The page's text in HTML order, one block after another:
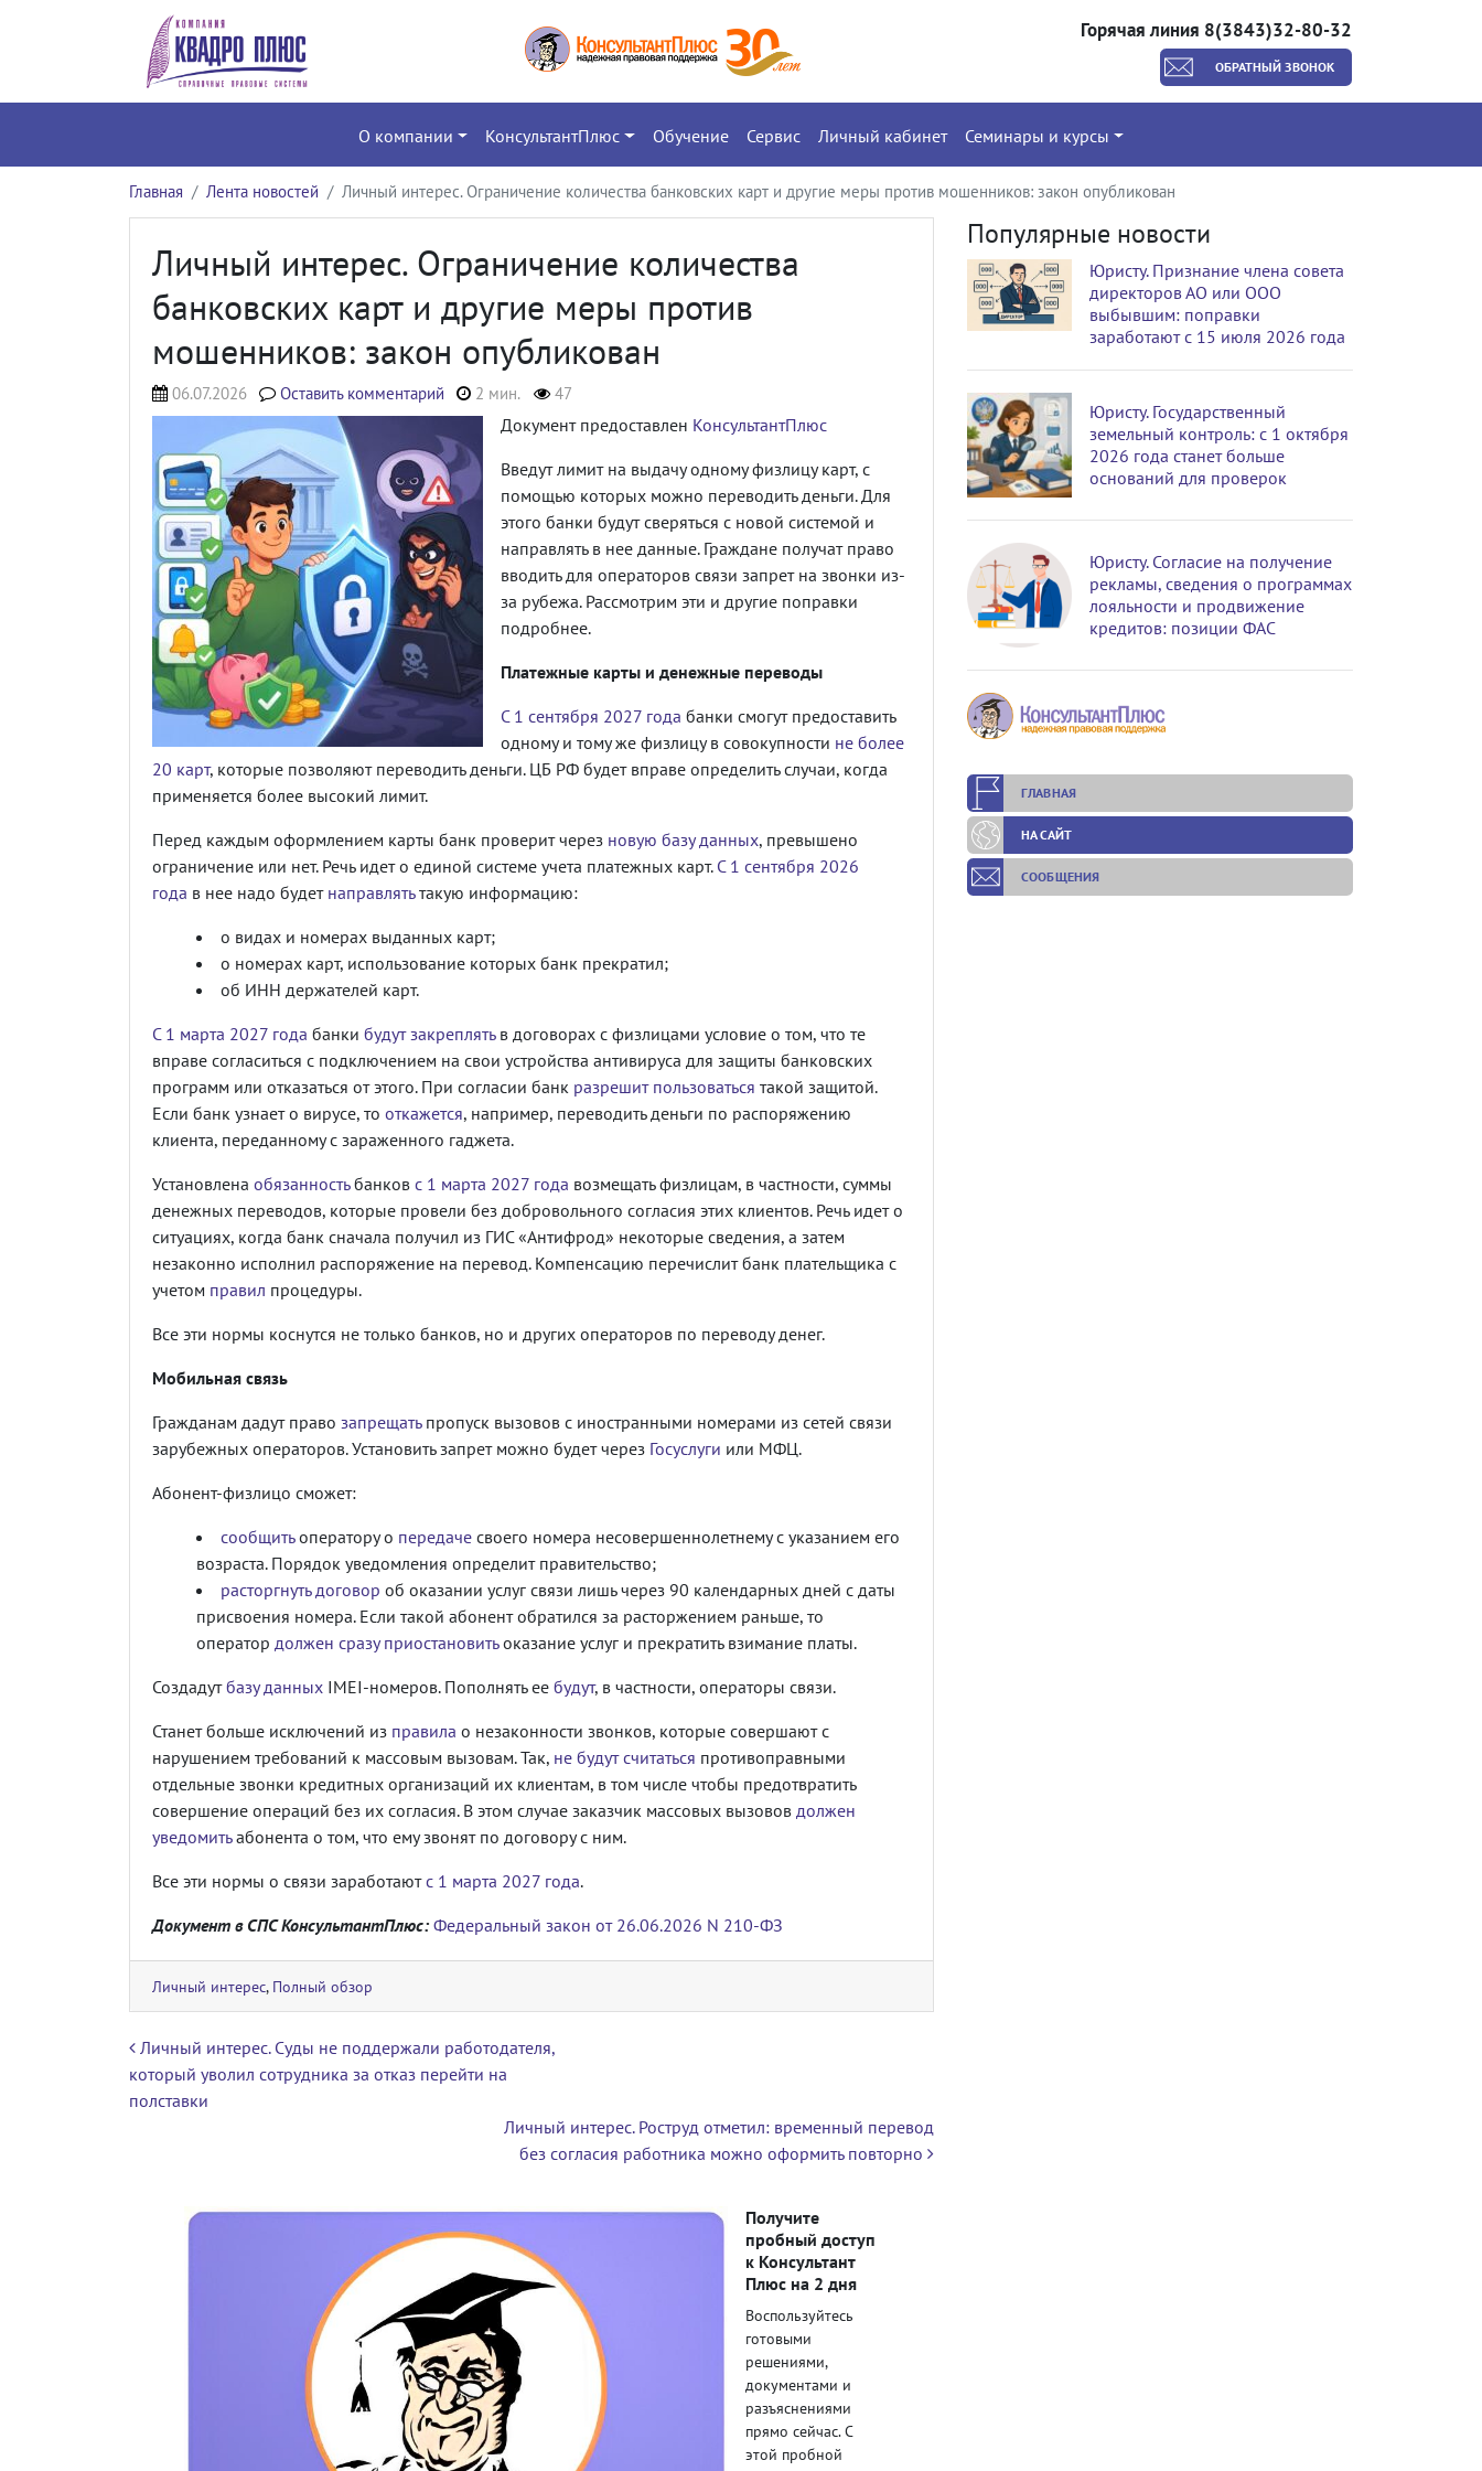
Горячая линия 8(3843)32-80-32
ОБРАТНЫЙ ЗВОНОК
О компании КонсультантПлюс Обучение Сервис Личный кабинет Семинары и курсы
Главная Лента новостей Личный интерес. Ограничение количества банковских карт и другие меры против мошенников: закон опубликован
Личный интерес. Ограничение количества
банковских карт и другие меры против
мошенников: закон опубликован
06.07.2026 Оставить комментарий 2 мин. 47
Документ предоставлен КонсультантПлюс
Введут лимит на выдачу одному физлицу карт, с
помощью которых можно переводить деньги. Для
этого банки будут сверяться с новой системой и
направлять в нее данные. Граждане получат право
вводить для операторов связи запрет на звонки из-
за рубежа. Рассмотрим эти и другие поправки
подробнее.
Платежные карты и денежные переводы
С 1 сентября 2027 года банки смогут предоставить
одному и тому же физлицу в совокупности не более
20 карт, которые позволяют переводить деньги. ЦБ РФ будет вправе определить случаи, когда
применяется более высокий лимит.
Перед каждым оформлением карты банк проверит через новую базу данных, превышено
ограничение или нет. Речь идет о единой системе учета платежных карт. С 1 сентября 2026
года в нее надо будет направлятьтакую информацию:
о видах и номерах выданных карт;
о номерах карт, использование которых банк прекратил;
об ИНН держателей карт.
С 1 марта 2027 года банки будут закреплятьв договорах с физлицами условие о том, что те
вправе согласиться с подключением на свои устройства антивируса для защиты банковских
программ или отказаться от этого. При согласии банк разрешит пользоваться такой защитой.
Если банк узнает о вирусе, то откажется, например, переводить деньги по распоряжению
клиента, переданному с зараженного гаджета.
Установлена обязанностьбанков с 1 марта 2027 года возмещать физлицам, в частности, суммы
денежных переводов, которые провели без добровольного согласия этих клиентов. Речь идет о
ситуациях, когда банк сначала получил из ГИС «Антифрод» некоторые сведения, а затем
незаконно исполнил распоряжение на перевод. Компенсацию перечислит банк плательщика с
учетом правил процедуры.
Все эти нормы коснутся не только банков, но и других операторов по переводу денег.
Мобильная связь
Гражданам дадут право запрещатьпропуск вызовов с иностранными номерами из сетей связи
зарубежных операторов. Установить запрет можно будет через Госуслуги или МФЦ.
Абонент-физлицо сможет:
сообщитьоператору о передаче своего номера несовершеннолетнему с указанием его
возраста. Порядок уведомления определит правительство;
расторгнуть договор об оказании услуг связи лишь через 90 календарных дней с даты
присвоения номера. Если такой абонент обратился за расторжением раньше, то
оператор должен сразу приостановитьоказание услуг и прекратить взимание платы.
Создадутбазу данных IMEI-номеров. Пополнять ее будут, в частности, операторы связи.
Станет больше исключений из правила о незаконности звонков, которые совершают с
нарушением требований к массовым вызовам. Так, не будут считаться противоправными
отдельные звонки кредитных организаций их клиентам, в том числе чтобы предотвратить
совершение операций без их согласия. В этом случае заказчик массовых вызовов должен
уведомитьабонента о том, что ему звонят по договору с ним.
Все эти нормы о связи заработаютс 1 марта 2027 года.
Документ в СПС КонсультантПлюс: Федеральный закон от 26.06.2026 N 210-ФЗ
Личный интерес, Полный обзор
Навигация по записям
Личный интерес. Суды не поддержали работодателя,
который уволил сотрудника за отказ перейти на
полставки
Личный интерес. Роструд отметил: временный перевод
без согласия работника можно оформить повторно
Получите
пробный доступ
к Консультант
Плюс на 2 дня
Воспользуйтесь
готовыми
решениями,
документами и
разъяснениями
прямо сейчас. С
этой пробной
Популярные новости
Юристу. Признание члена совета
директоров АО или ООО
выбывшим: поправки
заработают с 15 июля 2026 года
Юристу. Государственный
земельный контроль: с 1 октября
2026 года станет больше
оснований для проверок
Юристу. Согласие на получение
рекламы, сведения о программах
лояльности и продвижение
кредитов: позиции ФАС
ГЛАВНАЯ
НА САЙТ
СООБЩЕНИЯ